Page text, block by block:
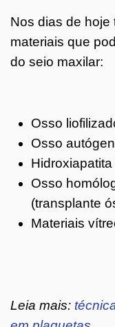
Nos dias de hoje
materiais que
do seio maxilar:
Osso
Osso
Osso
(transplante
Materiais
Leia mais: